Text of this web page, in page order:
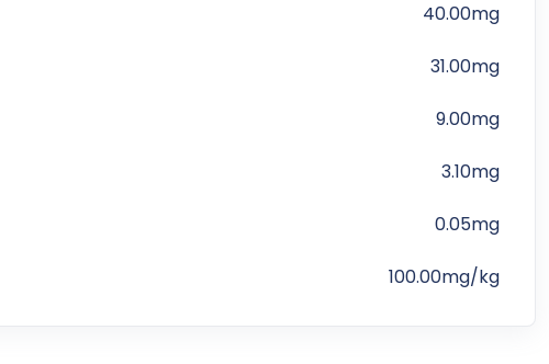
40.00mg
31.00mg
9.00mg
3.10mg
0.05mg
100.00mg/kg